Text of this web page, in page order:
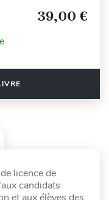
39,00 €
licence de
candidats